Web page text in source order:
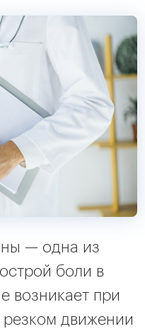
— одна из
боли в
возникает при
резком движении